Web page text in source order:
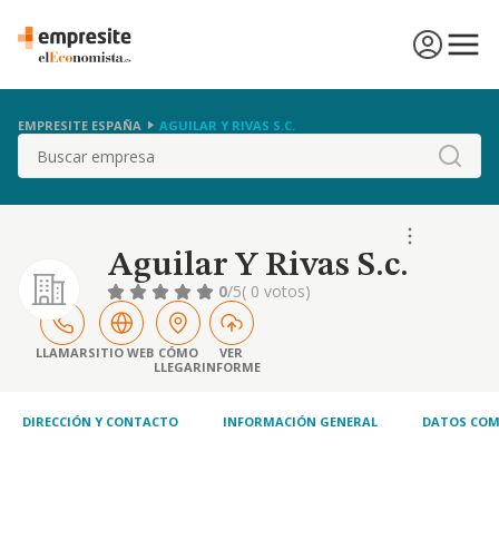
EMPRESITE ESPAÑA AGUILAR Y RIVAS S.C.
Buscar
Aguilar Y Rivas S.c.
0/5( 0 votos)
LLAMARSITIO WEB CÓMO
LLEGAR
VER
INFORME
DIRECCIÓN Y CONTACTO INFORMACIÓN GENERAL DATOS